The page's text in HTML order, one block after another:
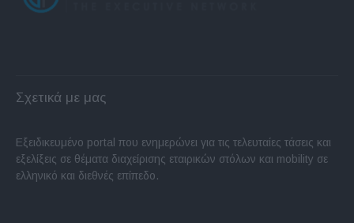
Σχετικά με μας
Εξειδικευμένο portal που ενημερώνει για τις τελευταίες τάσεις και
εξελίξεις σε θέματα διαχείρισης εταιρικών στόλων και mobility σε
ελληνικό και διεθνές επίπεδο.